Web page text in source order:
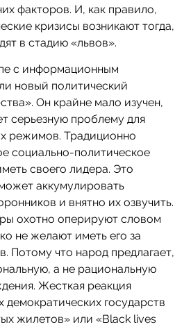
факторов. И, как правило,
кризисы возникают тогда,
в стадию «львов».
с информационным
новый политический
Он крайне мало изучен,
серьезную проблему для
режимов. Традиционно
социально-политическое
своего лидера. Это
аккумулировать
и внятно их озвучить.
охотно оперируют словом
не желают иметь его за
Потому что народ предлагает,
а не рациональную
Жесткая реакция
демократических государств
жилетов» или «Black lives